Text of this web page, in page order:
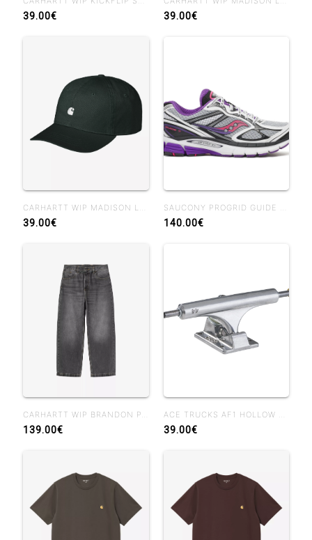
39.00€ 39.00€
CARHARTT WIP MADISON LOGO CAP DARK SCARAB WHITE
39.00€
SAUCONY PROGRID GUIDE 7 WHIUTE DRUPE
140.00€
CARHARTT WIP BRANDON PANT BLACK MARBLE USED WASH
139.00€
ACE TRUCKS AF1 HOLLOW POLISHED
39.00€